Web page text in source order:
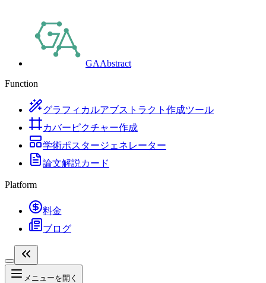
GAAbstract
Function
グラフィカルアブストラクト作成ツール
カバーピクチャー作成
学術ポスタージェネレーター
論文解説カード
Platform
料金
ブログ
メニューを開く